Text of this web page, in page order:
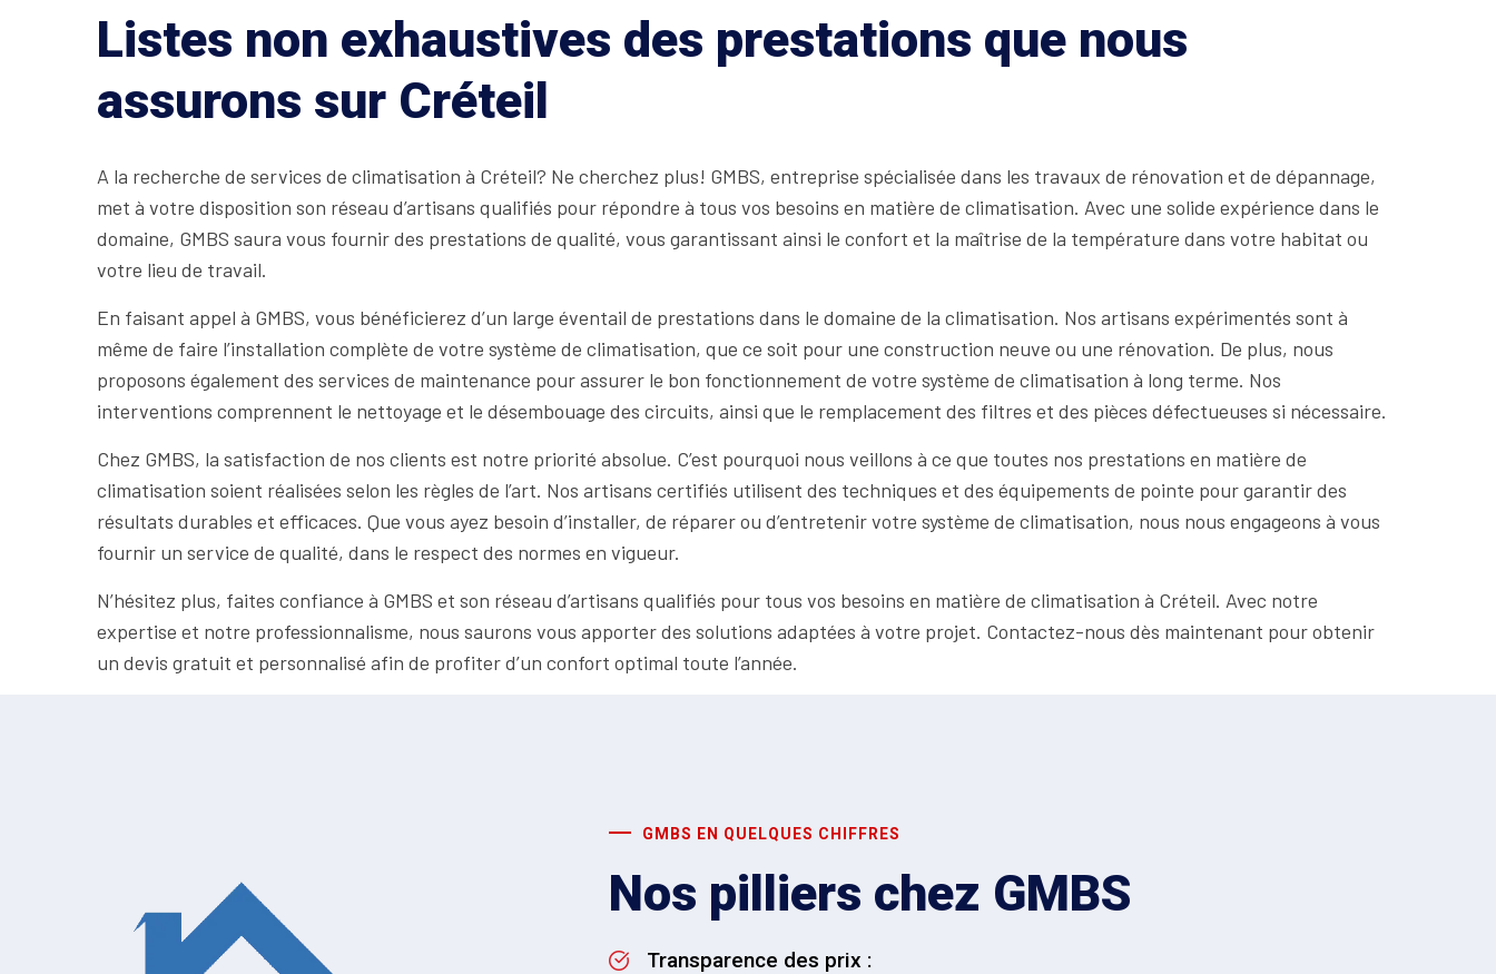
Listes non exhaustives des prestations que nous
assurons sur Créteil
A la recherche de services de climatisation à Créteil? Ne cherchez plus! GMBS, entreprise spécialisée dans les travaux de rénovation et de dépannage,
met à votre disposition son réseau d’artisans qualifiés pour répondre à tous vos besoins en matière de climatisation. Avec une solide expérience dans le
domaine, GMBS saura vous fournir des prestations de qualité, vous garantissant ainsi le confort et la maîtrise de la température dans votre habitat ou
votre lieu de travail.
En faisant appel à GMBS, vous bénéficierez d’un large éventail de prestations dans le domaine de la climatisation. Nos artisans expérimentés sont à
même de faire l’installation complète de votre système de climatisation, que ce soit pour une construction neuve ou une rénovation. De plus, nous
proposons également des services de maintenance pour assurer le bon fonctionnement de votre système de climatisation à long terme. Nos
interventions comprennent le nettoyage et le désembouage des circuits, ainsi que le remplacement des filtres et des pièces défectueuses si nécessaire.
Chez GMBS, la satisfaction de nos clients est notre priorité absolue. C’est pourquoi nous veillons à ce que toutes nos prestations en matière de
climatisation soient réalisées selon les règles de l’art. Nos artisans certifiés utilisent des techniques et des équipements de pointe pour garantir des
résultats durables et efficaces. Que vous ayez besoin d’installer, de réparer ou d’entretenir votre système de climatisation, nous nous engageons à vous
fournir un service de qualité, dans le respect des normes en vigueur.
N’hésitez plus, faites confiance à GMBS et son réseau d’artisans qualifiés pour tous vos besoins en matière de climatisation à Créteil. Avec notre
expertise et notre professionnalisme, nous saurons vous apporter des solutions adaptées à votre projet. Contactez-nous dès maintenant pour obtenir
un devis gratuit et personnalisé afin de profiter d’un confort optimal toute l’année.
GMBS EN QUELQUES CHIFFRES
Nos pilliers chez GMBS
Transparence des prix :